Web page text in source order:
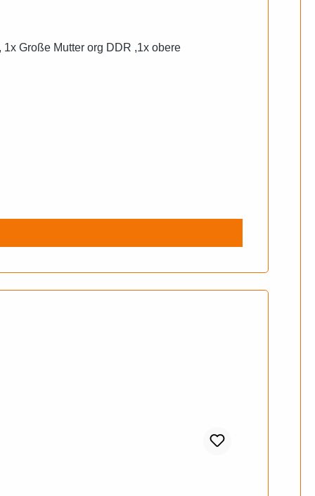
Große Mutter org DDR ,1x obere